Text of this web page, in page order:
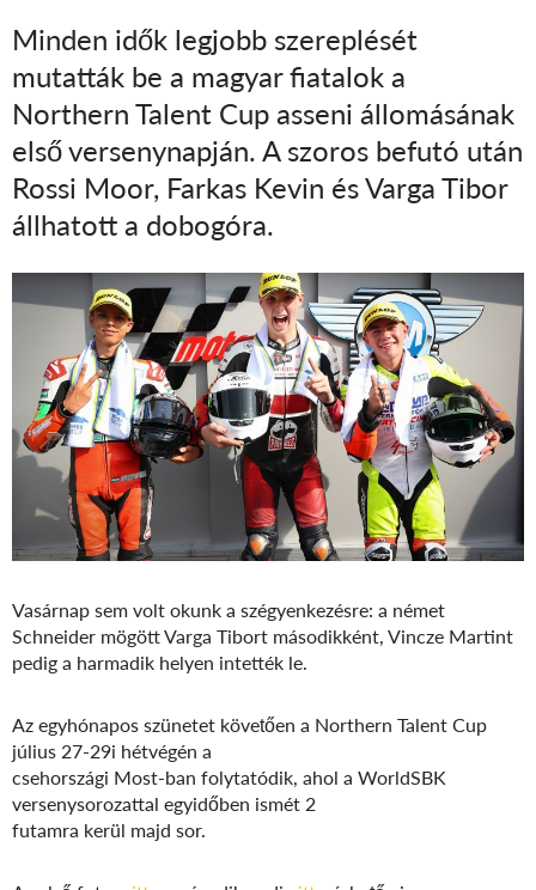
Minden idők legjobb szereplését
mutatták be a magyar fiatalok a
Northern Talent Cup asseni állomásának
első versenynapján. A szoros befutó után
Rossi Moor, Farkas Kevin és Varga Tibor
állhatott a dobogóra.
Vasárnap sem volt okunk a szégyenkezésre: a német
Schneider mögött Varga Tibort másodikként, Vincze Martint
pedig a harmadik helyen intették le.
Az egyhónapos szünetet követően a Northern Talent Cup
július 27-29i hétvégén a
csehországi Most-ban folytatódik, ahol a WorldSBK
versenysorozattal egyidőben ismét 2
futamra kerül majd sor.